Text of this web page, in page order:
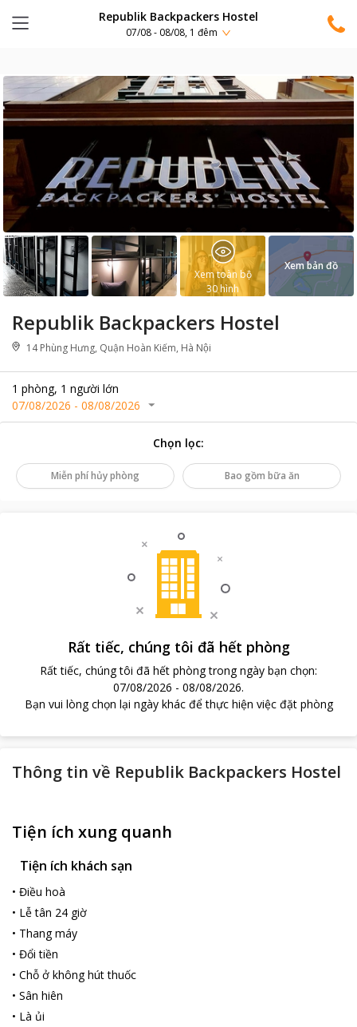
Republik Backpackers Hostel
07/08 - 08/08, 1 đêm
Republik Backpackers Hostel
14 Phùng Hưng, Quận Hoàn Kiếm, Hà Nội
1 phòng, 1 người lớn
07/08/2026 - 08/08/2026
Xem toàn bộ
30 hình
Xem bản đồ
Chọn lọc:
Miễn phí hủy phòng Bao gồm bữa ăn
Rất tiếc, chúng tôi đã hết phòng
Rất tiếc, chúng tôi đã hết phòng trong ngày bạn chọn:
07/08/2026 - 08/08/2026.
Bạn vui lòng chọn lại ngày khác để thực hiện việc đặt phòng
Thông tin về Republik Backpackers Hostel
Tiện ích xung quanh
Tiện ích khách sạn
• Điều hoà
• Lễ tân 24 giờ
• Thang máy
• Đổi tiền
• Chỗ ở không hút thuốc
• Sân hiên
• Là ủi